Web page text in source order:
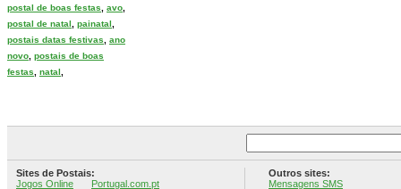
postal de boas festas
avo
postal de natal
painatal
postais datas festivas
ano
novo postais de boas
festas
natal
Sites de Postais:
Jogos Online
Portugal.com.pt
Outros sites:
Mensagens SMS